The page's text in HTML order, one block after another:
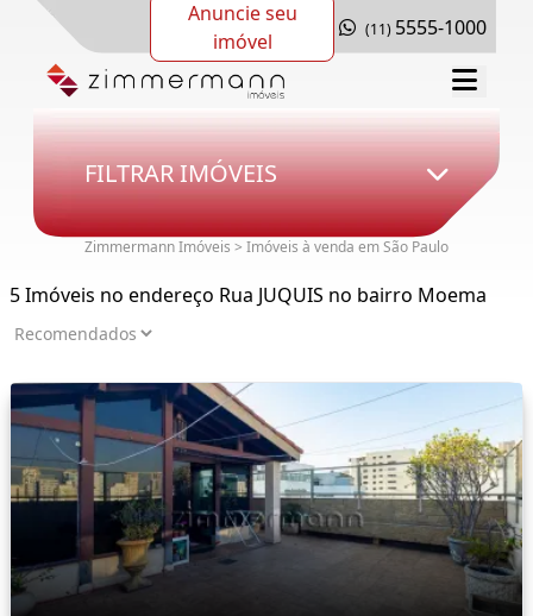
Anuncie seu
imóvel
(11) 5555-1000
FILTRAR IMÓVEIS
Zimmermann Imóveis > Imóveis à venda em São Paulo
5 Imóveis no endereço Rua JUQUIS no bairro Moema